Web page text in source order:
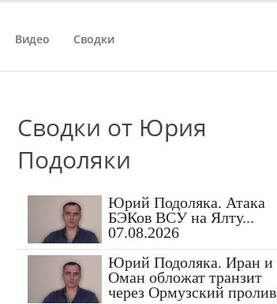
Видео Сводки
Сводки от Юрия
Подоляки
Юрий Подоляка. Атака
БЭКов ВСУ на Ялту...
07.08.2026
Юрий Подоляка. Иран и
Оман обложат транзит
через Ормузский пролив